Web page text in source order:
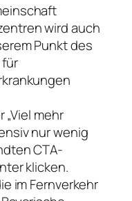
wird auch
Punkt des
„Viel mehr
nur wenig
CTA-
klicken.
im Fernverkehr